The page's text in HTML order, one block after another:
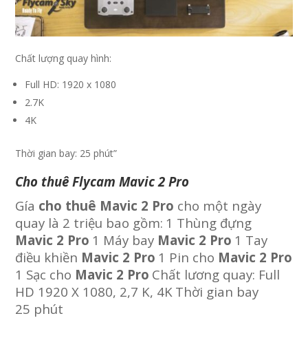
Chất lượng quay hình:
Full HD: 1920 x 1080
2.7K
4K
Thời gian bay: 25 phút”
Cho thuê Flycam Mavic 2 Pro
Gía cho thuê Mavic 2 Pro cho một ngày
quay là 2 triệu bao gồm: 1 Thùng đựng
Mavic 2 Pro 1 Máy bay Mavic 2 Pro 1 Tay
điều khiền Mavic 2 Pro 1 Pin cho Mavic 2 Pro
1 Sạc cho Mavic 2 Pro Chất lương quay: Full
HD 1920 X 1080, 2,7 K, 4K Thời gian bay
25 phút